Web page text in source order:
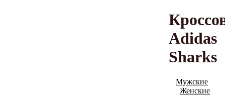
Adidas
Sharks
Мужские
Женские